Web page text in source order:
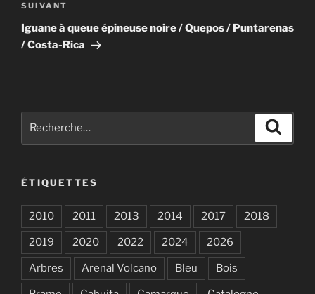
Article
suivant
SUIVANT
Iguane à queue épineuse noire / Quepos / Puntarenas
/ Costa-Rica
ÉTIQUETTES
2010 2011 2013 2014 2017 2018
2019 2020 2022 2024 2026
Arbres Arenal Volcano Bleu Bois